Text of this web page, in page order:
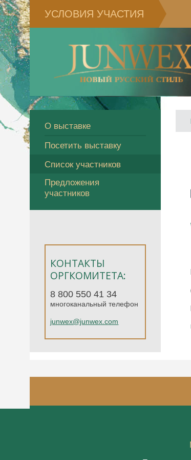
УСЛОВИЯ УЧАСТИЯ
О выставке
Посетить выставку
Список участников
Предложения
участников
КОНТАКТЫ
ОРГКОМИТЕТА:
8 800 550 41 34
многоканальный телефон
junwex@junwex.com